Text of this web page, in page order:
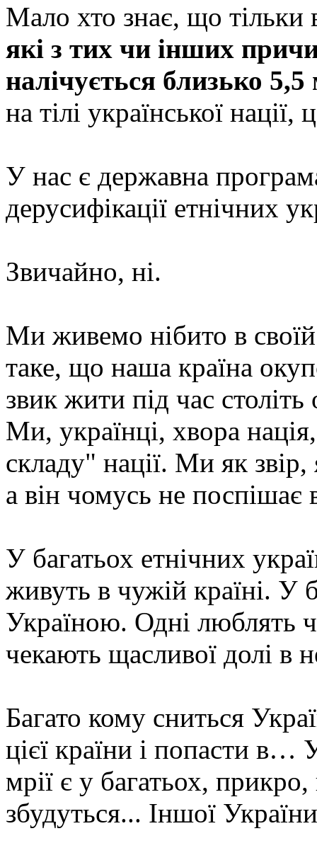
Мало хто знає, що тільки
які з тих чи інших
налічується близько 5,5
на тілі української нації,
У нас є державна
дерусифікації етнічних
Звичайно, ні.
Ми живемо нібито в
таке, що наша країна
звик жити під час століть
Ми, українці, хвора
складу" нації. Ми як звір,
а він чомусь не
У багатьох етнічних
живуть в чужій країні. У
Україною. Одні люблять
чекають щасливої долі
Багато кому сниться
цієї країни і попасти в…
мрії є у багатьох,
збудуться... Іншої